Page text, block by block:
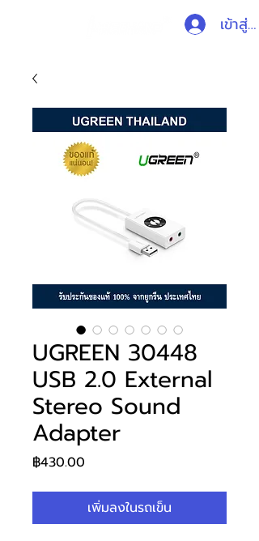
เข้าสู่ร
UGREEN 30448
USB 2.0 External
Stereo Sound
Adapter
฿430.00
เพิ่มลงในรถเข็น